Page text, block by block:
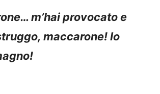
m’hai provocato e
maccarone! Io